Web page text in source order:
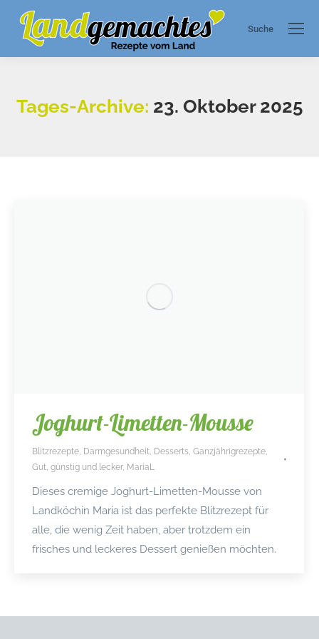
Search:
Suche
Tages-Archive: 23. Oktober 2025
Joghurt-Limetten-Mousse
Blitzrezepte Darmgesundheit Desserts Ganzjährigrezepte
Gut, günstig und lecker, MariaL
Dieses cremige Joghurt-Limetten-Mousse von
Landköchin Maria ist das perfekte Blitzrezept für
alle, die wenig Zeit haben, aber trotzdem ein
frisches und leckeres Dessert genießen möchten.